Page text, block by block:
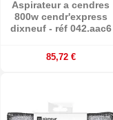
Aspirateur a cendres
800w cendr'express
dixneuf - réf 042.aac6
85,72 €